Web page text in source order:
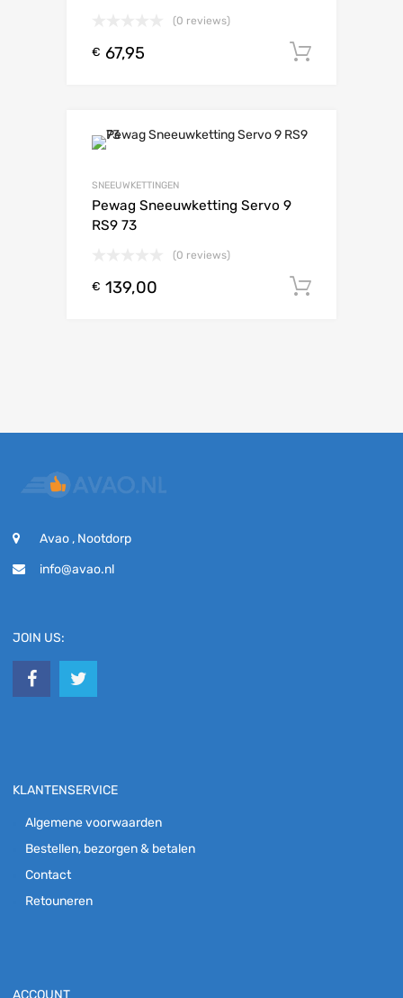
(0 reviews)
€ 67,95
SNEEUWKETTINGEN
Pewag Sneeuwketting Servo 9
RS9 73
(0 reviews)
€ 139,00
Avao , Nootdorp
info@avao.nl
JOIN US:
KLANTENSERVICE
Algemene voorwaarden
Bestellen, bezorgen & betalen
Contact
Retouneren